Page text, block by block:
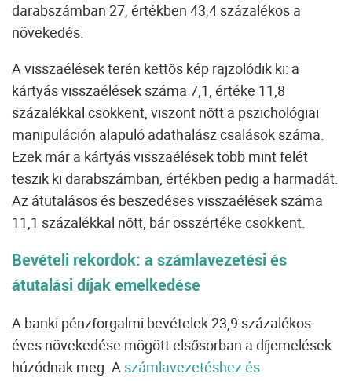
darabszámban 27, értékben 43,4 százalékos a
növekedés.
A visszaélések terén kettős kép rajzolódik ki: a
kártyás visszaélések száma 7,1, értéke 11,8
százalékkal csökkent, viszont nőtt a pszichológiai
manipuláción alapuló adathalász csalások száma.
Ezek már a kártyás visszaélések több mint felét
teszik ki darabszámban, értékben pedig a harmadát.
Az átutalásos és beszedéses visszaélések száma
11,1 százalékkal nőtt, bár összértéke csökkent.
Bevételi rekordok: a számlavezetési és
átutalási díjak emelkedése
A banki pénzforgalmi bevételek 23,9 százalékos
éves növekedése mögött elsősorban a díjemelések
húzódnak meg. A számlavezetéshez és